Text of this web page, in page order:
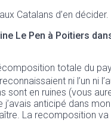
Catalans d’en décider.
Le Pen à Poitiers
totale du
ni l’un ni
en ruines (vous
anticipé dans
La recomposition